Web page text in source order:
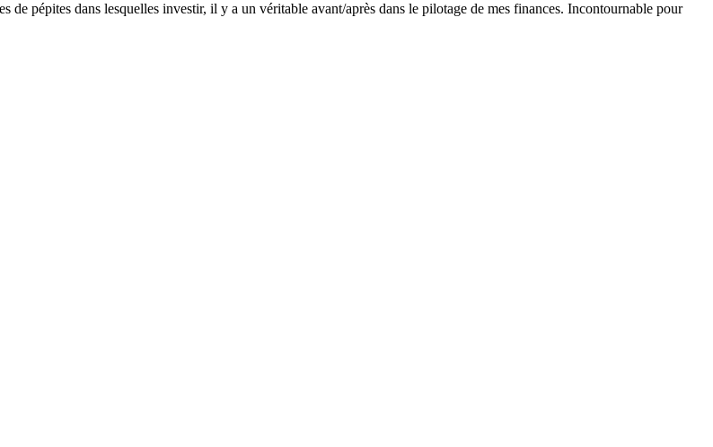
pépites dans lesquelles investir, il y a un véritable avant/après dans le pilotage de mes finances. Incontournable pour